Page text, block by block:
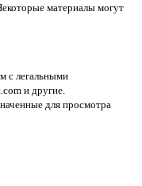
материалы могут
с легальными
и другие.
для просмотра